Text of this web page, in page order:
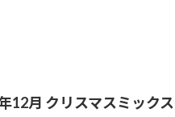
12月 クリスマスミック